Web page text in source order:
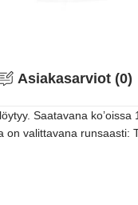
Asiakasarviot (0)
Saatavana
on valittavana